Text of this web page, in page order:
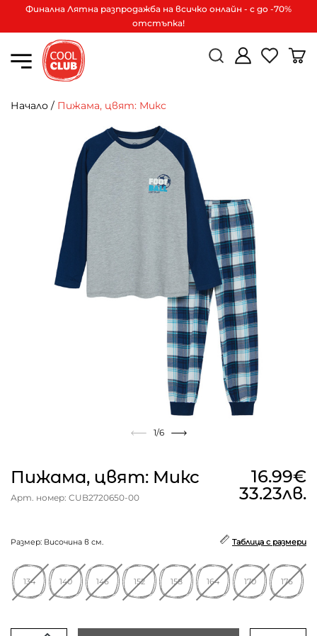
Финална Лятна разпродажба на всичко онлайн - с до -70%
отстъпка!
Начало / Пижама, цвят: Микс
1/6
Пижама, цвят: Микс
Арт. номер: CUB2720650-00
16.99€
33.23лв.
Размер: Височина в см. Таблица с размери
134 140 146 152 158 164 170 176